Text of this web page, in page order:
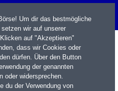
Um dir das bestmögliche
wir auf unserer
auf "Akzeptieren"
dass wir Cookies oder
dürfen. Über den Button
der genannten
oder widersprechen.
du der Verwendung von